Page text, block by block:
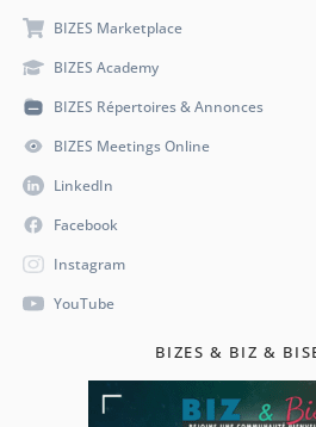
BIZES Marketplace
BIZES Academy
BIZES Répertoires & Annonces
BIZES Meetings Online
LinkedIn
Facebook
Instagram
YouTube
BIZES & BIZ &